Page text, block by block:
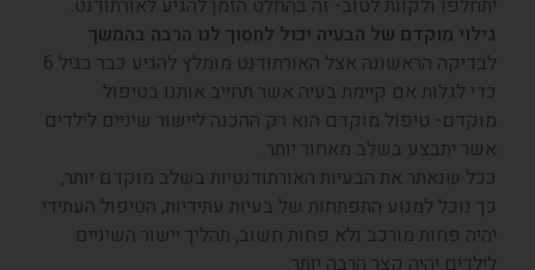
ולקוות לטוב- זה בהחלט הזמן להגיע לאורתודנט.
מוקדם של הבעיה יכול לחסוך לנו הרבה בהמשך
לבדיקה הראשונה אצל האורתודנט מומלץ להגיע כבר בגיל 6
לגלות אם קיימת בעיה אשר תחייב אותנו בטיפול
טיפול מוקדם הוא רק ההכנה ליישור שיניים לילדים
יתבצע בשלב מאחור יותר.
שנאתר את הבעיות האורתודנטיות בשלב מוקדם יותר,
נוכל למנוע התפתחות של בעיות עתידיות, הטיפול העתידי
פחות מורכב ולא פחות חשוב, תהליך יישור השיניים
יהיה קצר הרבה יותר.